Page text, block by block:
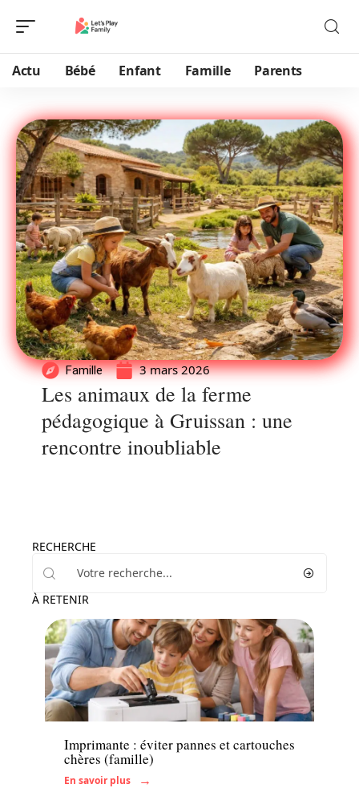
Actu Bébé Enfant Famille Parents
Famille 3 mars 2026
Les animaux de la ferme
pédagogique à Gruissan : une
rencontre inoubliable
RECHERCHE
À RETENIR
Enfant
Imprimante : éviter pannes et cartouches
chères (famille)
En savoir plus